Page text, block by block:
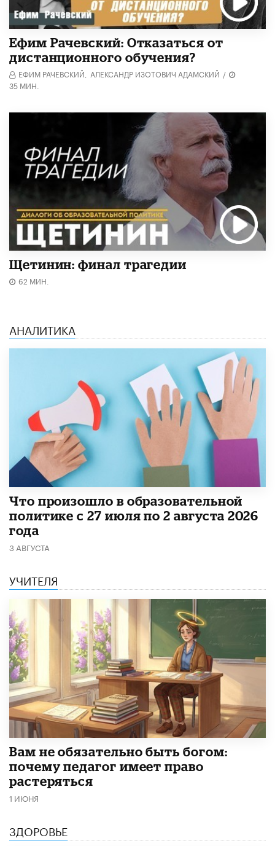
Ефим Рачевский: Отказаться от
дистанционного обучения?
ЕФИМ РАЧЕВСКИЙ, АЛЕКСАНДР ИЗОТОВИЧ АДАМСКИЙ /
35 МИН.
Щетинин: финал трагедии
62 МИН.
АНАЛИТИКА
​Что произошло в образовательной
политике с 27 июля по 2 августа 2026
года
3 АВГУСТА
УЧИТЕЛЯ
​Вам не обязательно быть богом:
почему педагог имеет право
растеряться
1 ИЮНЯ
ЗДОРОВЬЕ